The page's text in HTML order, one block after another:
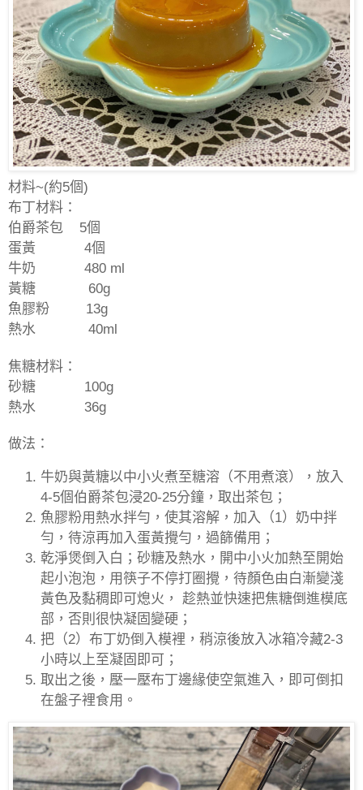
材料~(約5個)
布丁材料：
伯爵茶包
5個
蛋黃 4個
牛奶 480 ml
黃糖 60g
魚膠粉 13g
熱水 40ml
焦糖材料：
砂糖 100g
熱水 36g
做法：
牛奶與黃糖以中小火煮至糖溶（不用煮滾），放入
4-5個伯爵茶包浸20-25分鐘，取出茶包；
魚膠粉用熱水拌勻，使其溶解，加入（1）奶中拌
勻，待涼再加入蛋黃攪勻，過篩備用；
乾淨煲倒入白；砂糖及熱水，開中小火加熱至開始
起小泡泡，用筷子不停打圈攪，待顏色由白漸變淺
黃色及黏稠即可熄火，
趁熱並快速把焦糖倒進模底
部，否則很快凝固變硬；
把（2）布丁奶倒入模裡，稍涼後放入冰箱冷藏2-3
小時以上至凝固即可；
取出之後，壓一壓布丁邊緣使空氣進入，即可倒扣
在盤子裡食用。